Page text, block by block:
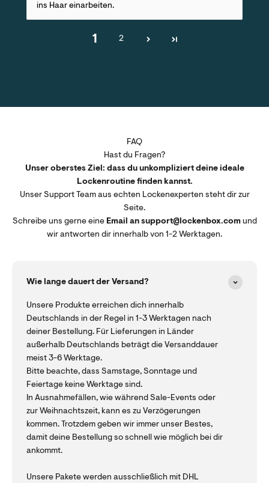
ins Haar einarbeiten.
1 2
FAQ
Hast du Fragen?
Unser oberstes Ziel: dass du unkompliziert deine ideale
Lockenroutine finden kannst.
Unser Support Team aus echten Lockenexperten steht dir zur
Seite.
Schreibe uns gerne eine Email an support@lockenbox.comund
wir antworten dir innerhalb von 1-2 Werktagen.
Wie lange dauert der Versand?
Unsere Produkte erreichen dich innerhalb
Deutschlands in der Regel in 1-3 Werktagen nach
deiner Bestellung. Für Lieferungen in Länder
außerhalb Deutschlands beträgt die Versanddauer
meist 3-6 Werktage.
Bitte beachte, dass Samstage, Sonntage und
Feiertage keine Werktage sind.
In Ausnahmefällen, wie während Sale-Events oder
zur Weihnachtszeit, kann es zu Verzögerungen
kommen. Trotzdem geben wir immer unser Bestes,
damit deine Bestellung so schnell wie möglich bei dir
ankommt.
Unsere Pakete werden ausschließlich mit DHL